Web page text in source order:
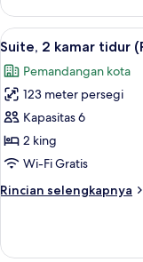
Two
Bedroom
Penthouse
Suite
Red
(4+4)
Lihat
semua
foto
untuk
Suite,
2
kamar
(Red
4
Suite, 2 kamar tidur
Pemandangan kota
123 meter persegi
Kapasitas 6
2 king
Wi-Fi Gratis
Rincian selengkapnya
Rincian
Suite,